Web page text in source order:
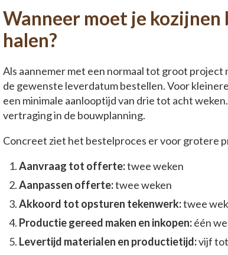
Wanneer moet je
halen?
Als aannemer met een normaal tot groot
de gewenste leverdatum bestellen. Voor
een minimale aanlooptijd van drie tot acht
vertraging in de bouwplanning.
Concreet ziet het bestelproces er voor grotere
Aanvraag tot offerte:twee weken
Aanpassen offerte:twee weken
Akkoord tot opsturen tekenwerk:twee
Productie gereed maken en inkopen:één
Levertijd materialen en productietijd:vijf tot